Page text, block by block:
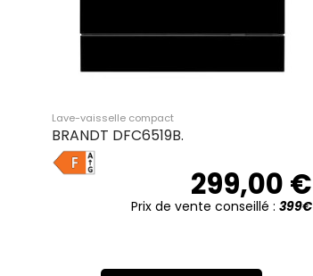
Lave-vaisselle compact
BRANDT DFC6519B.
F
299,00 €
Prix de vente conseillé : 399€